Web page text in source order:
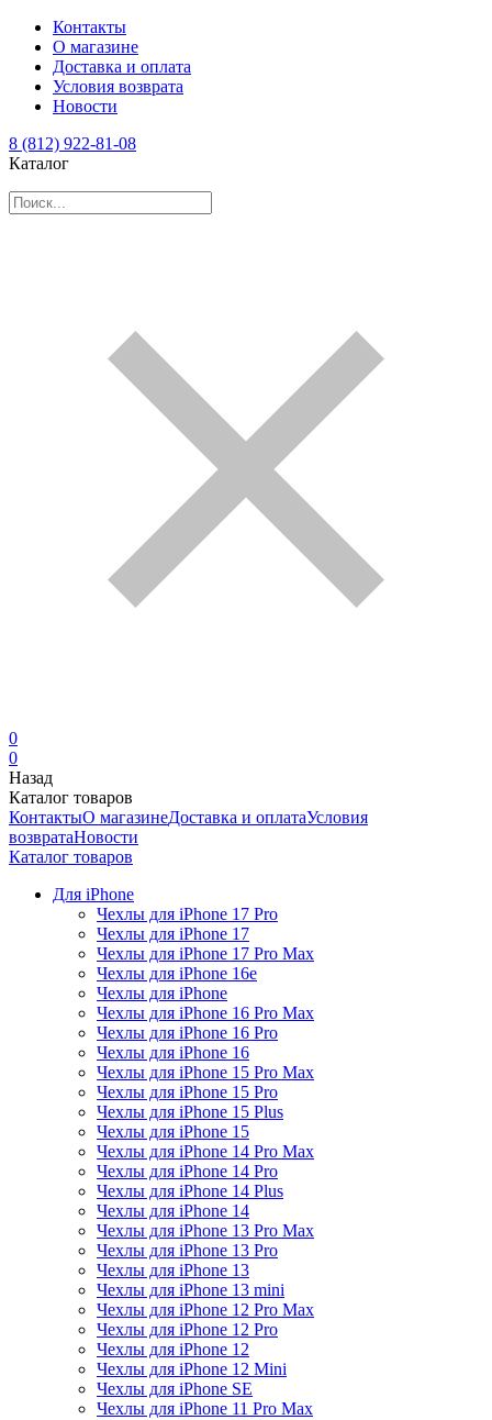
Контакты
О магазине
Доставка и оплата
Условия возврата
Новости
8 (812) 922-81-08
Каталог
0
0
Назад
Каталог товаров
КонтактыО магазинеДоставка и оплатаУсловия
возвратаНовости
Каталог товаров
Для iPhone
Чехлы для iPhone 17 Pro
Чехлы для iPhone 17
Чехлы для iPhone 17 Pro Max
Чехлы для iPhone 16e
Чехлы для iPhone
Чехлы для iPhone 16 Pro Max
Чехлы для iPhone 16 Pro
Чехлы для iPhone 16
Чехлы для iPhone 15 Pro Max
Чехлы для iPhone 15 Pro
Чехлы для iPhone 15 Plus
Чехлы для iPhone 15
Чехлы для iPhone 14 Pro Max
Чехлы для iPhone 14 Pro
Чехлы для iPhone 14 Plus
Чехлы для iPhone 14
Чехлы для iPhone 13 Pro Max
Чехлы для iPhone 13 Pro
Чехлы для iPhone 13
Чехлы для iPhone 13 mini
Чехлы для iPhone 12 Pro Max
Чехлы для iPhone 12 Pro
Чехлы для iPhone 12
Чехлы для iPhone 12 Mini
Чехлы для iPhone SE
Чехлы для iPhone 11 Pro Max